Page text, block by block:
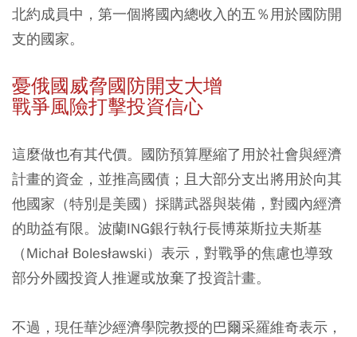
北約成員中，第一個將國內總收入的五％用於國防開
支的國家。
憂俄國威脅國防開支大增
戰爭風險打擊投資信心
這麼做也有其代價。國防預算壓縮了用於社會與經濟
計畫的資金，並推高國債；且大部分支出將用於向其
他國家（特別是美國）採購武器與裝備，對國內經濟
的助益有限。波蘭ING銀行執行長博萊斯拉夫斯基
（Michał Bolesławski）表示，對戰爭的焦慮也導致
部分外國投資人推遲或放棄了投資計畫。
不過，現任華沙經濟學院教授的巴爾采羅維奇表示，